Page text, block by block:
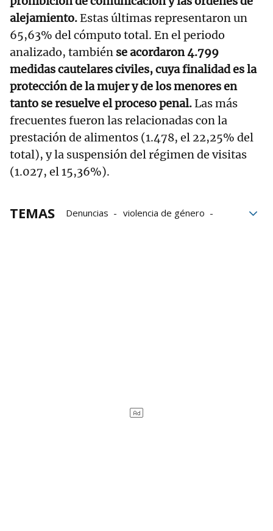
alejamiento.Estas últimas representaron un
65,63% del cómputo total. En el periodo
analizado, también se acordaron 4.799
medidas cautelares civiles, cuya finalidad es la
protección de la mujer y de los menores en
tanto se resuelve el proceso penal.Las más
frecuentes fueron las relacionadas con la
prestación de alimentos (1.478, el 22,25% del
total), y la suspensión del régimen de visitas
(1.027, el 15,36%).
TEMAS Denuncias
violencia de género